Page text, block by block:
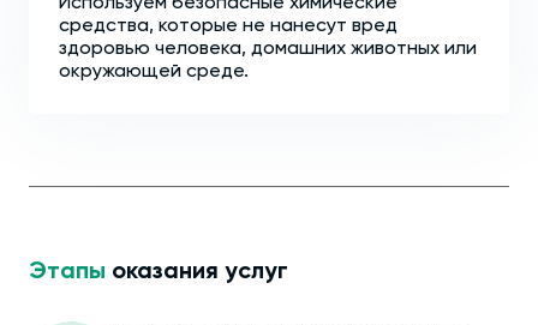
средства, которые не нанесут вред
здоровью человека, домашних животных или
окружающей среде.
Этапы оказания услуг